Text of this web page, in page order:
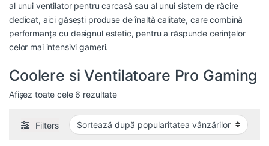
al unui ventilator pentru carcasă sau al unui sistem de răcire
dedicat, aici găsești produse de înaltă calitate, care combină
performanța cu designul estetic, pentru a răspunde cerințelor
celor mai intensivi gameri.
Coolere si Ventilatoare Pro Gaming
Afișez toate cele 6 rezultateSortat după popularitate
Filters